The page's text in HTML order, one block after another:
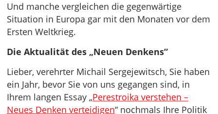
Und manche vergleichen die gegenwärtige
Situation in Europa gar mit den Monaten vor dem
Ersten Weltkrieg.
Die Aktualität des „Neuen Denkens“
Lieber, verehrter Michail Sergejewitsch, Sie haben
ein Jahr, bevor Sie von uns gegangen sind, in
Ihrem langen Essay „Perestroika verstehen –
Neues Denken verteidigen“ nochmals Ihre Politik